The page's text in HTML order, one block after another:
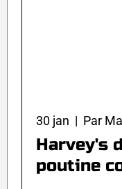
30 jan | Par
Harvey's
poutine